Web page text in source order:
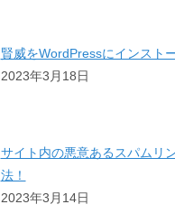
賢威をWordPressにインスト
2023年3月18日
サイト内の悪意あるスパムリ
法！
2023年3月14日